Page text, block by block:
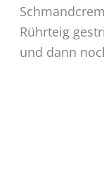
Rührteig
und dann